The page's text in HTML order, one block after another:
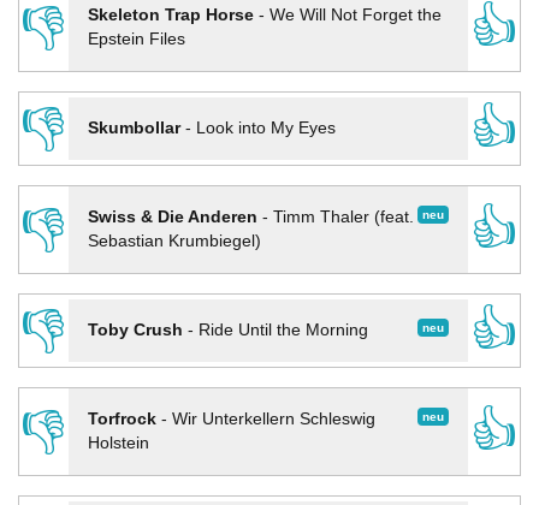
👎
Skeleton Trap Horse- We Will Not Forget the
Epstein Files
👍
👎
Skumbollar- Look into My Eyes
👍
👎
neu
Swiss & Die Anderen - Timm Thaler (feat.
Sebastian Krumbiegel)
👍
👎
neu
Toby Crush - Ride Until the Morning
👍
👎
neu
Torfrock- Wir Unterkellern Schleswig
Holstein
👍